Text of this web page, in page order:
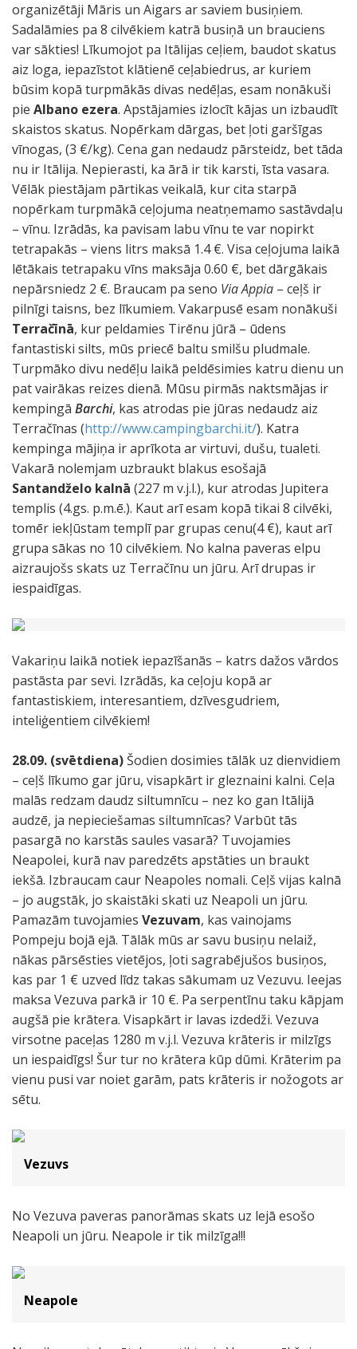
organizētāji Māris un Aigars ar saviem busiņiem.
Sadalāmies pa 8 cilvēkiem katrā busiņā un brauciens
var sākties! Līkumojot pa Itālijas ceļiem, baudot skatus
aiz loga, iepazīstot klātienē ceļabiedrus, ar kuriem
būsim kopā turpmākās divas nedēļas, esam nonākuši
pie Albano ezera. Apstājamies izlocīt kājas un izbaudīt
skaistos skatus. Nopērkam dārgas, bet ļoti garšīgas
vīnogas, (3 €/kg). Cena gan nedaudz pārsteidz, bet tāda
nu ir Itālija. Nepierasti, ka ārā ir tik karsti, īsta vasara.
Vēlāk piestājam pārtikas veikalā, kur cita starpā
nopērkam turpmākā ceļojuma neatņemamo sastāvdaļu
– vīnu. Izrādās, ka pavisam labu vīnu te var nopirkt
tetrapakās – viens litrs maksā 1.4 €. Visa ceļojuma laikā
lētākais tetrapaku vīns maksāja 0.60 €, bet dārgākais
nepārsniedz 2 €. Braucam pa seno Via Appia – ceļš ir
pilnīgi taisns, bez līkumiem. Vakarpusē esam nonākuši
Terračīnā, kur peldamies Tirēnu jūrā – ūdens
fantastiski silts, mūs priecē baltu smilšu pludmale.
Turpmāko divu nedēļu laikā peldēsimies katru dienu un
pat vairākas reizes dienā. Mūsu pirmās naktsmājas ir
kempingā Barchi, kas atrodas pie jūras nedaudz aiz
Terračīnas (http://www.campingbarchi.it/). Katra
kempinga mājiņa ir aprīkota ar virtuvi, dušu, tualeti.
Vakarā nolemjam uzbraukt blakus esošajā
Santandželo kalnā (227 m v.j.l.), kur atrodas Jupitera
templis (4.gs. p.m.ē.). Kaut arī esam kopā tikai 8 cilvēki,
tomēr iekļūstam templī par grupas cenu(4 €), kaut arī
grupa sākas no 10 cilvēkiem. No kalna paveras elpu
aizraujošs skats uz Terračīnu un jūru. Arī drupas ir
iespaidīgas.
Vakariņu laikā notiek iepazīšanās – katrs dažos vārdos
pastāsta par sevi. Izrādās, ka ceļoju kopā ar
fantastiskiem, interesantiem, dzīvesgudriem,
inteliģentiem cilvēkiem!
28.09. (svētdiena) Šodien dosimies tālāk uz dienvidiem
– ceļš līkumo gar jūru, visapkārt ir gleznaini kalni. Ceļa
malās redzam daudz siltumnīcu – nez ko gan Itālijā
audzē, ja nepieciešamas siltumnīcas? Varbūt tās
pasargā no karstās saules vasarā? Tuvojamies
Neapolei, kurā nav paredzēts apstāties un braukt
iekšā. Izbraucam caur Neapoles nomali. Ceļš vijas kalnā
– jo augstāk, jo skaistāki skati uz Neapoli un jūru.
Pamazām tuvojamies Vezuvam, kas vainojams
Pompeju bojā ejā. Tālāk mūs ar savu busiņu nelaiž,
nākas pārsēsties vietējos, ļoti sagrabējušos busiņos,
kas par 1 € uzved līdz takas sākumam uz Vezuvu. Ieejas
maksa Vezuva parkā ir 10 €. Pa serpentīnu taku kāpjam
augšā pie krātera. Visapkārt ir lavas izdedži. Vezuva
virsotne paceļas 1280 m v.j.l. Vezuva krāteris ir milzīgs
un iespaidīgs! Šur tur no krātera kūp dūmi. Krāterim pa
vienu pusi var noiet garām, pats krāteris ir nožogots ar
sētu.
Vezuvs
No Vezuva paveras panorāmas skats uz lejā esošo
Neapoli un jūru. Neapole ir tik milzīga!!!
Neapole